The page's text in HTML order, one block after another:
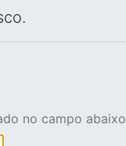
no campo abaixo